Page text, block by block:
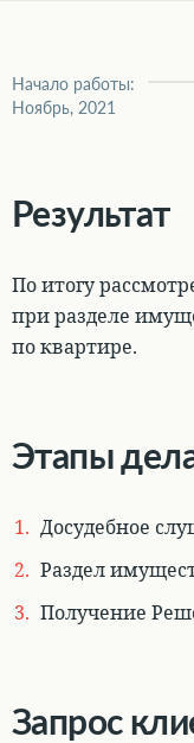
Начало работы:
Ноябрь, 2021
Результат
По итогу
при разделе
по квартире.
Этапы
Досудебное
Раздел
Получение
Запрос